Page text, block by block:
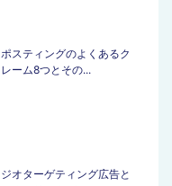
ポスティングのよくあるク
レーム8つとその...
ジオターゲティング広告と